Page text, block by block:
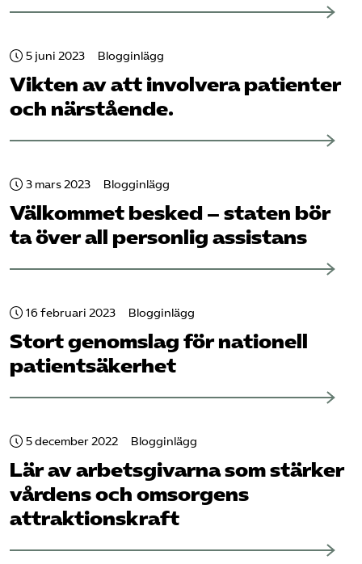
5 juni 2023 Blogginlägg
Vikten av att involvera patienter
och närstående.
3 mars 2023 Blogginlägg
Välkommet besked – staten bör
ta över all personlig assistans
16 februari 2023 Blogginlägg
Stort genomslag för nationell
patient­säkerhet
5 december 2022 Blogginlägg
Lär av arbetsgivarna som stärker
vårdens och omsorgens
attraktionskraft